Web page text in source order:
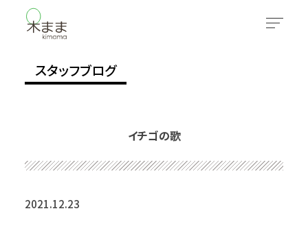
スタッフブログ
イチゴの歌
2021.12.23